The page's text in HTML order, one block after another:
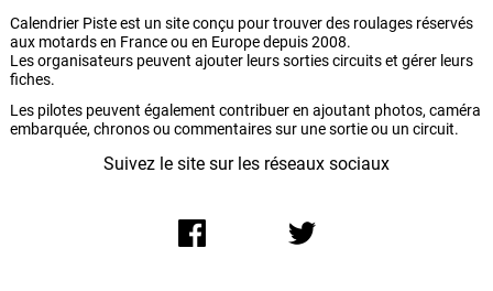
Calendrier Piste est un site conçu pour trouver des roulages réservés
aux motards en France ou en Europe depuis 2008.
Les organisateurs peuvent ajouter leurs sorties circuits et gérer leurs
fiches.
Les pilotes peuvent également contribuer en ajoutant photos, caméra
embarquée, chronos ou commentaires sur une sortie ou un circuit.
Suivez le site sur les réseaux sociaux